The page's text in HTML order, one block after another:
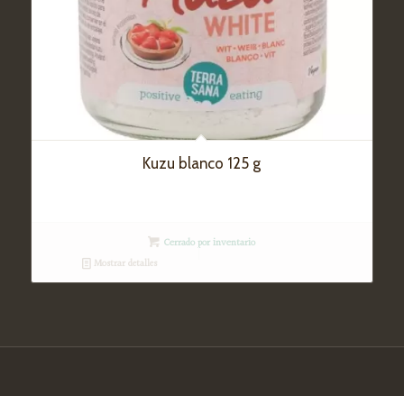
Kuzu blanco 125 g
Cerrado por inventario
Mostrar detalles